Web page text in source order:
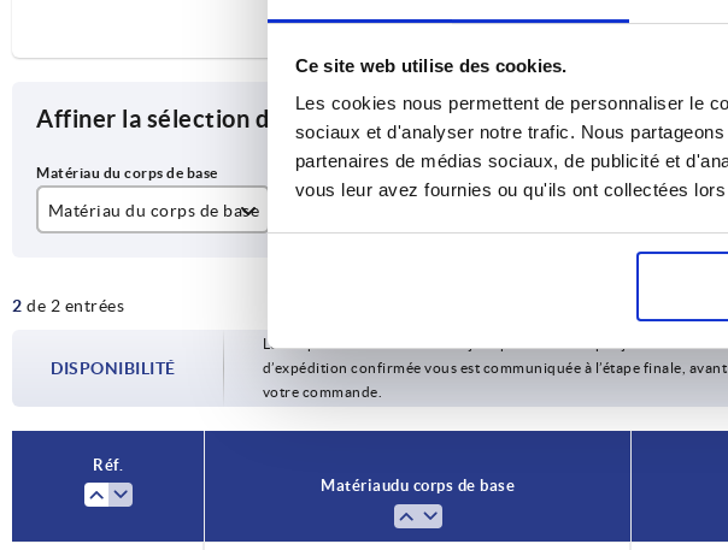
Ce site web utilise des cookies.
Les cookies nous permettent de personnaliser le
sociaux et d'analyser notre trafic. Nous
partenaires de médias sociaux, de publicité et
vous leur avez fournies ou qu'ils ont collectées
Affiner la sélection des articles
Matériau du corps de base
acier inoxydable
2 de 2 entrées
DISPONIBILITÉ
Les disponibilités sont mises à jour plusieurs fois par jour à
d’expédition confirmée vous est communiquée à l’étape finale,
votre commande.
Réf.
Matériau du corps de base